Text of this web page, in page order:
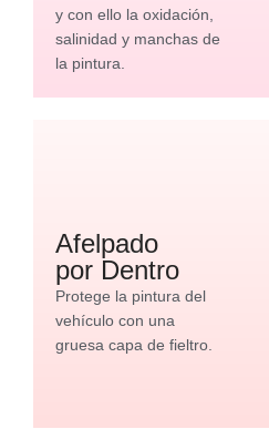
y con ello la oxidación,
salinidad y manchas de
la pintura.
Afelpado
por Dentro
Protege la pintura del
vehículo con una
gruesa capa de fieltro.